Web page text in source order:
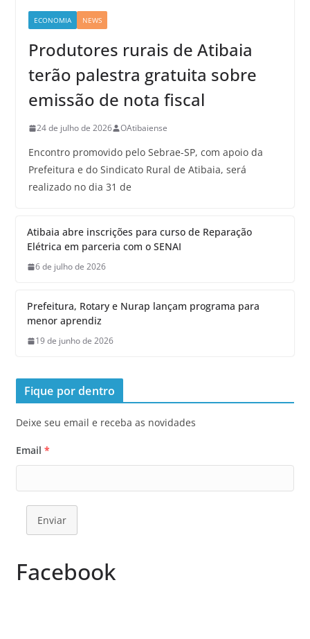
ECONOMIA NEWS
Produtores rurais de Atibaia
terão palestra gratuita sobre
emissão de nota fiscal
24 de julho de 2026 OAtibaiense
Encontro promovido pelo Sebrae-SP, com apoio da
Prefeitura e do Sindicato Rural de Atibaia, será
realizado no dia 31 de
Atibaia abre inscrições para curso de Reparação
Elétrica em parceria com o SENAI
6 de julho de 2026
Prefeitura, Rotary e Nurap lançam programa para
menor aprendiz
19 de junho de 2026
Fique por dentro
Deixe seu email e receba as novidades
Email *
Enviar
Facebook